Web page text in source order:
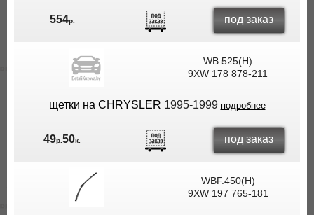
554р. под заказ
WB.525(H)
9XW 178 878-211
щетки на CHRYSLER 1995-1999 подробнее
49р.50к. под заказ
WBF.450(H)
9XW 197 765-181